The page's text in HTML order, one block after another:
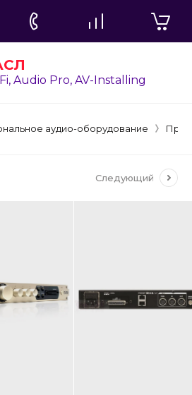
Audio Pro, AV-Installing
аудио-оборудование
Следующий